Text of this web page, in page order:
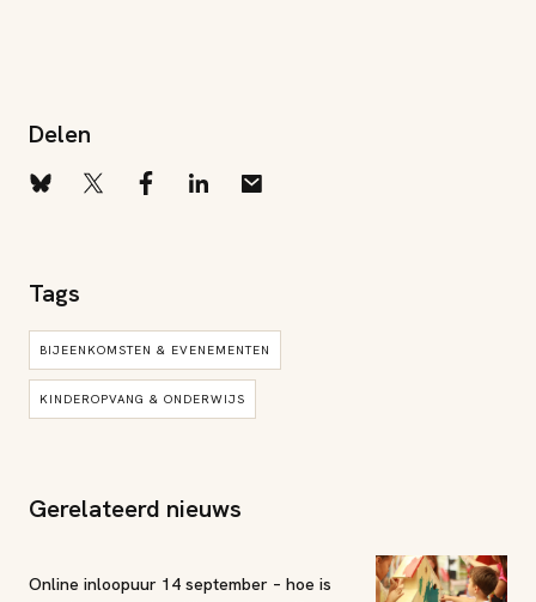
Delen
Tags
BIJEENKOMSTEN & EVENEMENTEN
KINDEROPVANG & ONDERWIJS
Gerelateerd nieuws
Online inloopuur 14 september – hoe is